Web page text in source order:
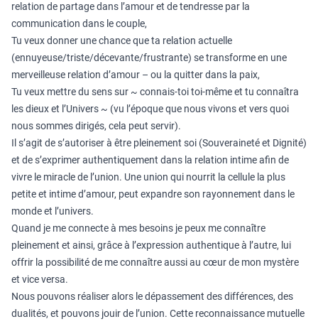
relation de partage dans l’amour et de tendresse par la
communication dans le couple,
Tu veux donner une chance que ta relation actuelle
(ennuyeuse/triste/décevante/frustrante) se transforme en une
merveilleuse relation d’amour – ou la quitter dans la paix,
Tu veux mettre du sens sur ~ connais-toi toi-même et tu connaîtra
les dieux et l’Univers ~ (vu l’époque que nous vivons et vers quoi
nous sommes dirigés, cela peut servir).
Il s’agit de s’autoriser à être pleinement soi (Souveraineté et Dignité)
et de s’exprimer authentiquement dans la relation intime afin de
vivre le miracle de l’union. Une union qui nourrit la cellule la plus
petite et intime d’amour, peut expandre son rayonnement dans le
monde et l’univers.
Quand je me connecte à mes besoins je peux me connaître
pleinement et ainsi, grâce à l’expression authentique à l’autre, lui
offrir la possibilité de me connaître aussi au cœur de mon mystère
et vice versa.
Nous pouvons réaliser alors le dépassement des différences, des
dualités, et pouvons jouir de l’union. Cette reconnaissance mutuelle